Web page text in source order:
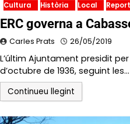
Cultura Història Local
ERC governa a
Carles Prats 26/05/2019
L’últim Ajuntament presidit
d’octubre de 1936, seguint les…
Continueu llegint